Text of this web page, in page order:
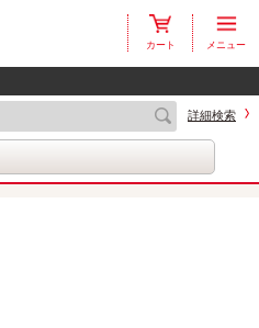
カート メニュー
詳細検索